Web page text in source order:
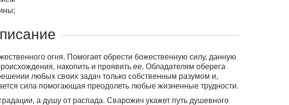
огня. Помогает обрести божественную силу, данную
накопить и проявить ее. Обладателям оберега
любых своих задач только собственным разумом и,
сила помогающая преодолеть любые жизненные трудности.
а душу от распада. Сварожич укажет путь душевного